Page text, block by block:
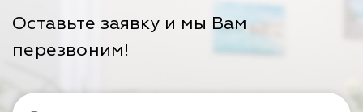
Оставьте заявку и мы Вам
перезвоним!